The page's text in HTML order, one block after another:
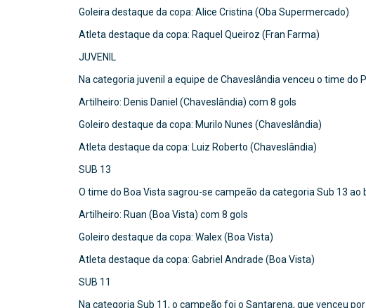
Goleira destaque da copa: Alice Cristina (Oba Supermercado)
Atleta destaque da copa: Raquel Queiroz (Fran Farma)
JUVENIL
Na categoria juvenil a equipe de Chaveslândia venceu o time do
Artilheiro: Denis Daniel (Chaveslândia) com 8 gols
Goleiro destaque da copa: Murilo Nunes (Chaveslândia)
Atleta destaque da copa: Luiz Roberto (Chaveslândia)
SUB 13
O time do Boa Vista sagrou-se campeão da categoria Sub 13 ao
Artilheiro: Ruan (Boa Vista) com 8 gols
Goleiro destaque da copa: Walex (Boa Vista)
Atleta destaque da copa: Gabriel Andrade (Boa Vista)
SUB 11
Na categoria Sub 11, o campeão foi o Santarena, que venceu